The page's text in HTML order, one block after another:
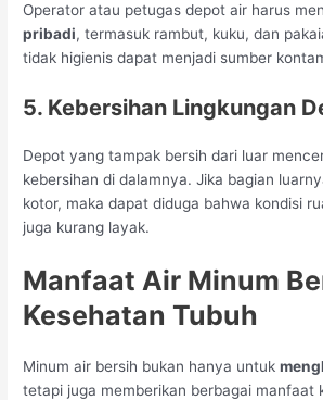
Operator atau petugas depot air harus
pribadi, termasuk rambut, kuku, dan
tidak higienis dapat menjadi sumber
5. Kebersihan Lingkungan
Depot yang tampak bersih dari luar
kebersihan di dalamnya. Jika bagian
kotor, maka dapat diduga bahwa kondisi
juga kurang layak.
Manfaat Air Minum
Kesehatan Tubuh
Minum air bersih bukan hanya untuk
tetapi juga memberikan berbagai manfaat